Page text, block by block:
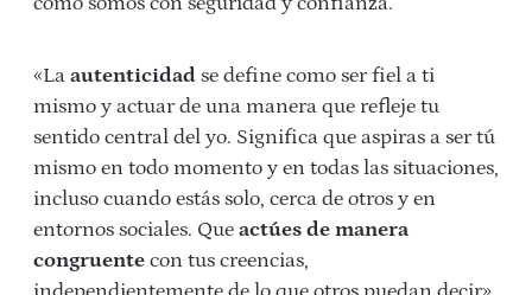
«La autenticidad se define como ser fiel a ti
mismo y actuar de una manera que refleje tu
sentido central del yo. Significa que aspiras a ser tú
mismo en todo momento y en todas las situaciones,
incluso cuando estás solo, cerca de otros y en
entornos sociales. Que actúes de manera
congruente con tus creencias,